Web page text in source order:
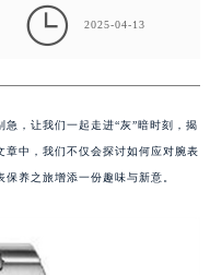
 2025-04-13
急，让我们一起走进“灰”暗时刻，揭
中，我们不仅会探讨如何应对腕表
养之旅增添一份趣味与新意。